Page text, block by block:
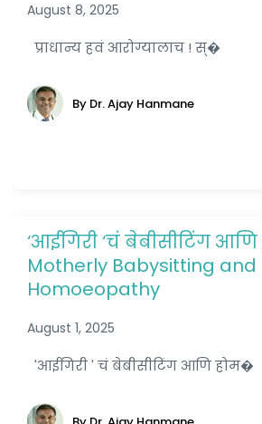
August 8, 2025
प्राधान्य हवं आरोग्यालाच ! स्�
By Dr. Ajay Hanmane
‘आईगिरी ‘चं बेबीसीटिंग
Motherly Babysitting and
Homoeopathy
August 1, 2025
'आईगिरी ' चं बेबीसीटिंग आणि होम�